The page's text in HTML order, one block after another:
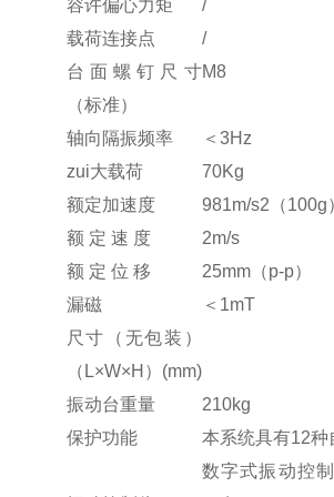
容许偏心力矩 /
载荷连接点
/
台面螺钉尺寸
（标准）
M8
轴向隔振频率 ＜3Hz
zui大载荷
70Kg
额定加速度
981m/s2（100g）
额 定 速 度
2m/s
额 定 位 移
25mm（p-p）
漏磁
＜1mT
尺寸（无包装）
（L×W×H）(mm)
振动台重量 210kg
保护功能
本系统具有12种
数字式振动控